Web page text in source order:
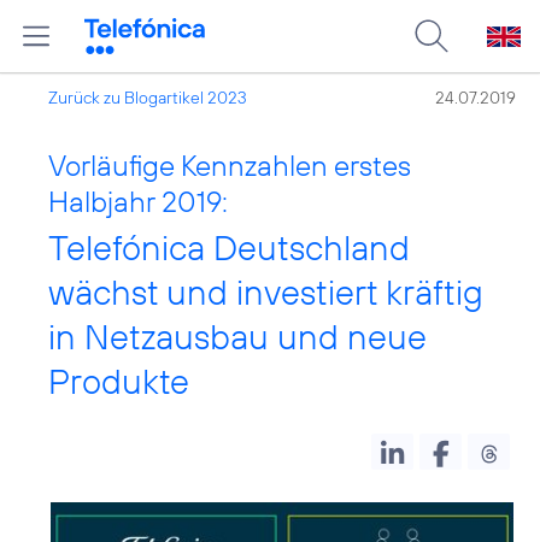
Zurück zu Blogartikel 2023 24.07.2019
Vorläufige Kennzahlen erstes
Halbjahr 2019:
Telefónica Deutschland
wächst und investiert kräftig
in Netzausbau und neue
Produkte